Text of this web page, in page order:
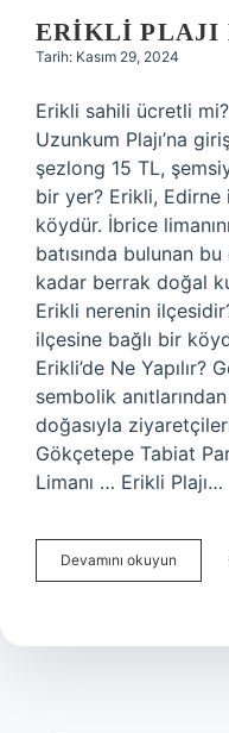
ERIKLI PLAJI
Tarih: Kasım 29, 2024
Erikli sahili ücretli
Uzunkum Plajı’na
şezlong 15 TL,
bir yer? Erikli, Edirne
köydür. İbrice
batısında bulunan
kadar berrak doğal
Erikli nerenin
ilçesine bağlı bir
Erikli’de Ne Yapılır?
sembolik
doğasıyla
Gökçetepe Tabiat
Limanı … Erikli Plajı…
Devamını okuyun
Plajı